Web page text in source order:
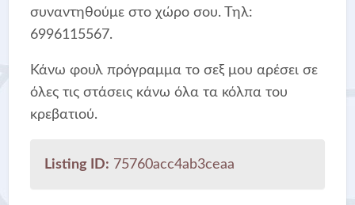
συναντηθούμε στο χώρο σου. Τηλ:
6996115567.
Κάνω φουλ πρόγραμμα το σεξ μου αρέσει σε
όλες τις στάσεις κάνω όλα τα κόλπα του
κρεβατιού.
Listing ID: 75760acc4ab3ceaa